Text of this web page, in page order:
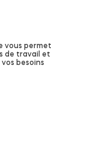
vous permet
de travail et
besoins